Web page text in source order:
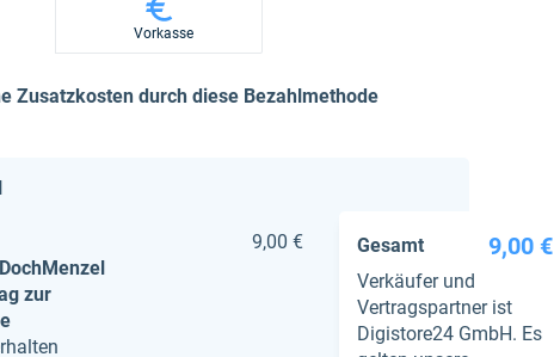
Vorkasse
Zusatzkosten durch diese Bezahlmethode
zur
9,00 € Gesamt 9,00 €
Verkäufer und
Vertragspartner ist
Digistore24 GmbH. Es